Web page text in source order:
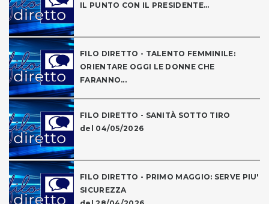
IL PUNTO CON IL PRESIDENTE...
FILO DIRETTO - TALENTO FEMMINILE:
ORIENTARE OGGI LE DONNE CHE
FARANNO...
FILO DIRETTO - SANITÀ SOTTO TIRO
del 04/05/2026
FILO DIRETTO - PRIMO MAGGIO: SERVE PIU'
SICUREZZA